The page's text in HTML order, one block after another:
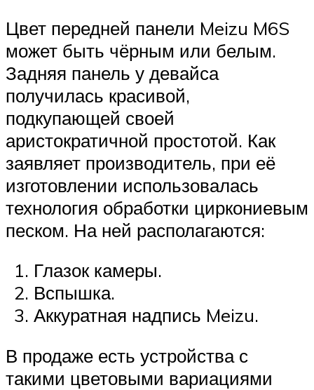
Цвет передней панели Meizu M6S
может быть чёрным или белым.
Задняя панель у девайса
получилась красивой,
подкупающей своей
аристократичной простотой. Как
заявляет производитель, при её
изготовлении использовалась
технология обработки циркониевым
песком. На ней располагаются:
Глазок камеры.
Вспышка.
Аккуратная надпись Meizu.
В продаже есть устройства с
такими цветовыми вариациями